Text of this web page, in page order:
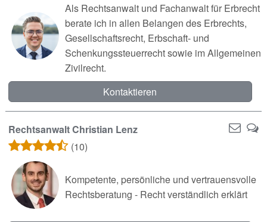
Als Rechtsanwalt und Fachanwalt für Erbrecht
berate ich in allen Belangen des Erbrechts,
Gesellschaftsrecht, Erbschaft- und
Schenkungssteuerrecht sowie im Allgemeinen
Zivilrecht.
Kontaktieren
Rechtsanwalt Christian Lenz
(10)
Kompetente, persönliche und vertrauensvolle
Rechtsberatung - Recht verständlich erklärt